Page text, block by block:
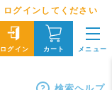
ログインしてください
ログイン カート メニュー
検索ヘルプ